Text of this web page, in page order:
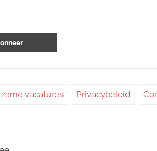
vacatures Privacybeleid